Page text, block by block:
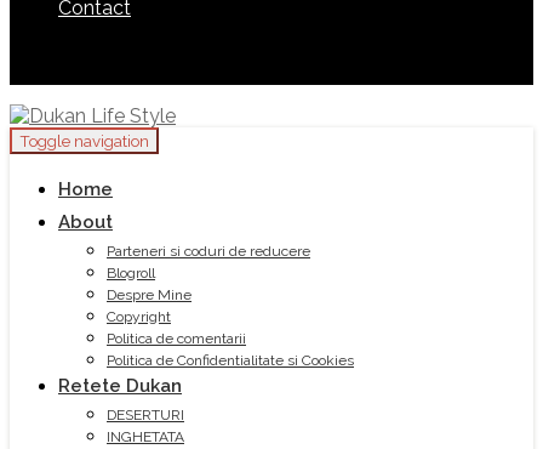
Contact
Toggle navigation
Home
About
Parteneri si coduri de reducere
Blogroll
Despre Mine
Copyright
Politica de comentarii
Politica de Confidentialitate si Cookies
Retete Dukan
DESERTURI
INGHETATA